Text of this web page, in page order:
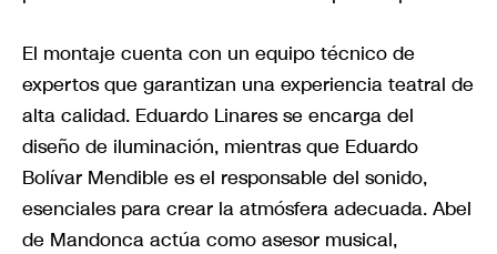
El montaje cuenta con un equipo técnico de
expertos que garantizan una experiencia teatral de
alta calidad. Eduardo Linares se encarga del
diseño de iluminación, mientras que Eduardo
Bolívar Mendible es el responsable del sonido,
esenciales para crear la atmósfera adecuada. Abel
de Mandonca actúa como asesor musical,